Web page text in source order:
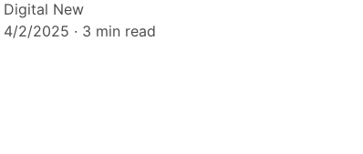
Digital New
4/2/2025
3 min read